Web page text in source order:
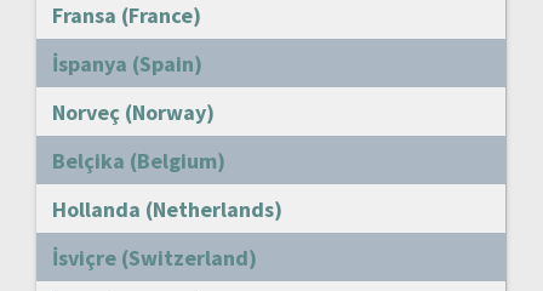
Fransa (France)
İspanya (Spain)
Norveç (Norway)
Belçika (Belgium)
Hollanda (Netherlands)
İsviçre (Switzerland)